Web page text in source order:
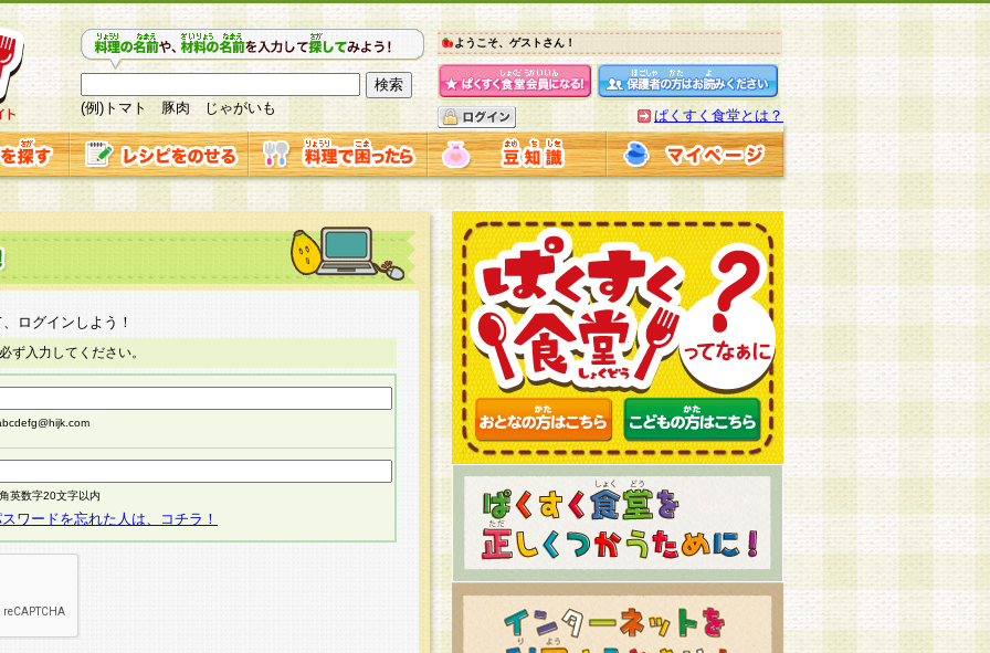
(例)トマト 豚肉 じゃがいも
ようこそ、ゲストさん！
ぱくすく食堂とは？
ログインしよう！
ず入力してください。
英数字20文字以内
ワードを忘れた人は、コチラ！